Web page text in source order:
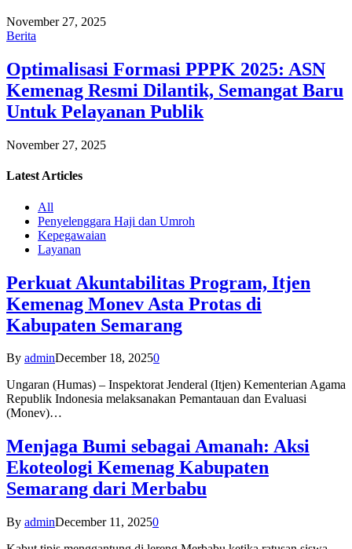
November 27, 2025
Berita
Optimalisasi Formasi PPPK 2025: ASN
Kemenag Resmi Dilantik, Semangat Baru
Untuk Pelayanan Publik
November 27, 2025
Latest Articles
All
Penyelenggara Haji dan Umroh
Kepegawaian
Layanan
Perkuat Akuntabilitas Program, Itjen
Kemenag Monev Asta Protas di
Kabupaten Semarang
By adminDecember 18, 20250
Ungaran (Humas) – Inspektorat Jenderal (Itjen) Kementerian Agama
Republik Indonesia melaksanakan Pemantauan dan Evaluasi
(Monev)…
Menjaga Bumi sebagai Amanah: Aksi
Ekoteologi Kemenag Kabupaten
Semarang dari Merbabu
By adminDecember 11, 20250